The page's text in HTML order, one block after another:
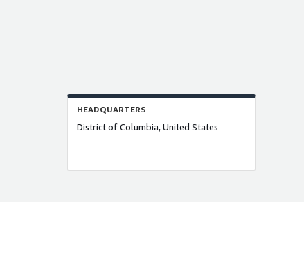
HEADQUARTERS
District of Columbia, United States